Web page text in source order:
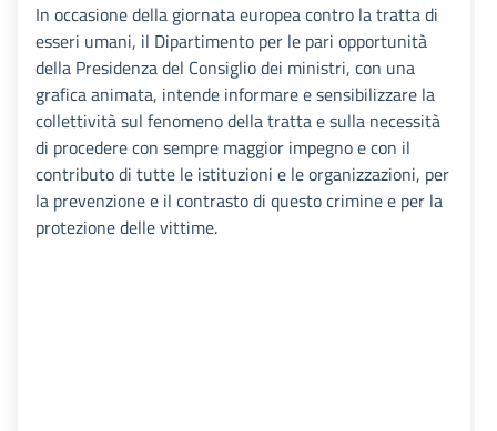
In occasione della giornata europea contro la tratta di
esseri umani, il Dipartimento per le pari opportunità
della Presidenza del Consiglio dei ministri, con una
grafica animata, intende informare e sensibilizzare la
collettività sul fenomeno della tratta e sulla necessità
di procedere con sempre maggior impegno e con il
contributo di tutte le istituzioni e le organizzazioni, per
la prevenzione e il contrasto di questo crimine e per la
protezione delle vittime.